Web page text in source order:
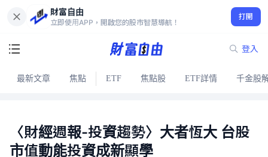
財富自由
立即使用APP，開啟您的股市智慧導航！
打開
登入
最新文章 焦點 ETF 焦點股 ETF詳情 千金股
〈財經週報-投資趨勢〉大者恆大 台股
市值動能投資成新顯學